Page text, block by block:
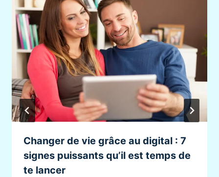
Changer de vie grâce au digital : 7
signes puissants qu’il est temps de
te lancer